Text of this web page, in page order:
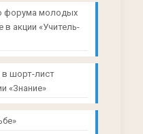
форума молодых
в акции «Учитель-
шорт-лист
«Знание»